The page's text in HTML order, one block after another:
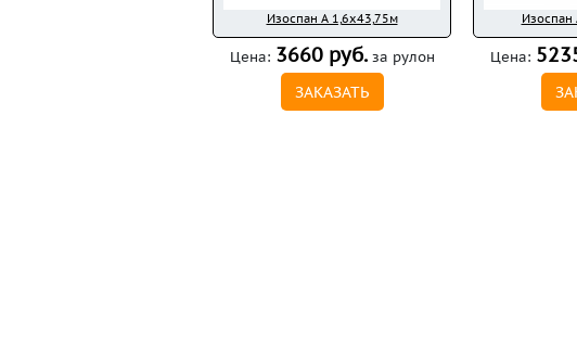
Изоспан A 1,6x43,75м Изоспан
Цена: 3660 руб.за рулон
ЗАКАЗАТЬ
Цена: